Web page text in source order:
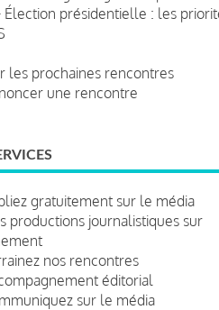
Élection présidentielle : les
les prochaines rencontres
une rencontre
gratuitement sur le média
productions journalistiques sur
nos rencontres
éditorial
sur le média